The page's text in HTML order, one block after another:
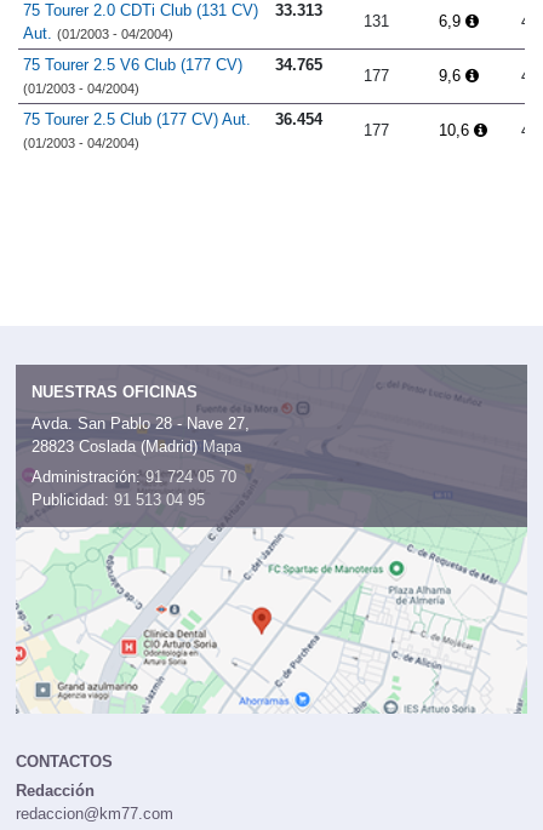
75 Tourer 2.0 CDTi Club (131 CV)
Aut. (01/2003 - 04/2004)
33.313
131 6,9
75 Tourer 2.5 V6 Club (177 CV)
(01/2003 - 04/2004)
34.765
177 9,6
75 Tourer 2.5 Club (177 CV) Aut.
(01/2003 - 04/2004)
36.454
177 10,6
NUESTRAS OFICINAS
Avda. San Pablo 28 - Nave 27,
28823 Coslada (Madrid) Mapa
Administración: 91 724 05 70
Publicidad: 91 513 04 95
CONTACTOS
Redacción
redaccion@km77.com